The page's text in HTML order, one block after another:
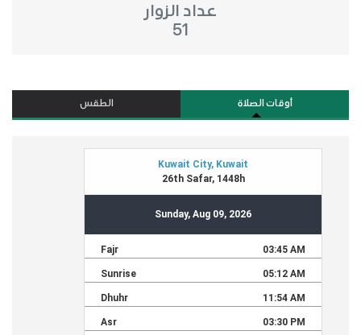
عداد الزوار
51
أوقات الصلاة الطقس